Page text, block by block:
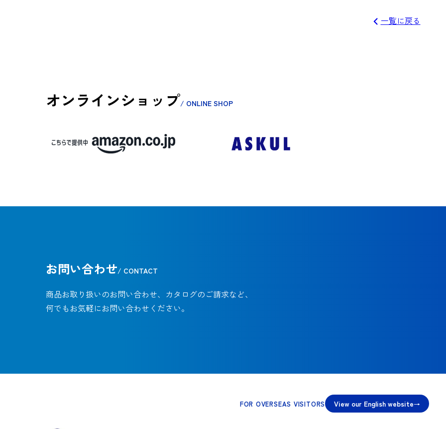
一覧に戻る
オンラインショップ/ ONLINE SHOP
お問い合わせ/ CONTACT
商品お取り扱いのお問い合わせ、カタログのご請求など、
何でもお気軽にお問い合わせください。
FOR OVERSEAS VISITORS View our English website